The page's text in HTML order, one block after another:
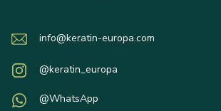
info@keratin-europa.com
@keratin_europa
@WhatsApp